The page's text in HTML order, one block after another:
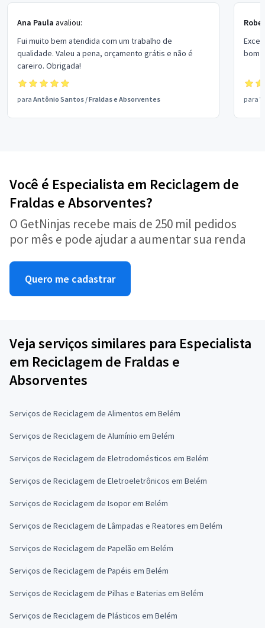
Ana Paula avaliou:
Fui muito bem atendida com um trabalho de
qualidade. Valeu a pena, orçamento grátis e não é
careiro. Obrigada!
para Antônio Santos /Fraldas e Absorventes
bom
para
Você é Especialista em Reciclagem de
Fraldas e Absorventes?
O GetNinjas recebe mais de 250 mil pedidos
por mês e pode ajudar a aumentar sua renda
Quero me cadastrar
Veja serviços similares para Especialista
em Reciclagem de Fraldas e
Absorventes
Serviços de Reciclagem de Alimentos em Belém
Serviços de Reciclagem de Alumínio em Belém
Serviços de Reciclagem de Eletrodomésticos em Belém
Serviços de Reciclagem de Eletroeletrônicos em Belém
Serviços de Reciclagem de Isopor em Belém
Serviços de Reciclagem de Lâmpadas e Reatores em Belém
Serviços de Reciclagem de Papelão em Belém
Serviços de Reciclagem de Papéis em Belém
Serviços de Reciclagem de Pilhas e Baterias em Belém
Serviços de Reciclagem de Plásticos em Belém